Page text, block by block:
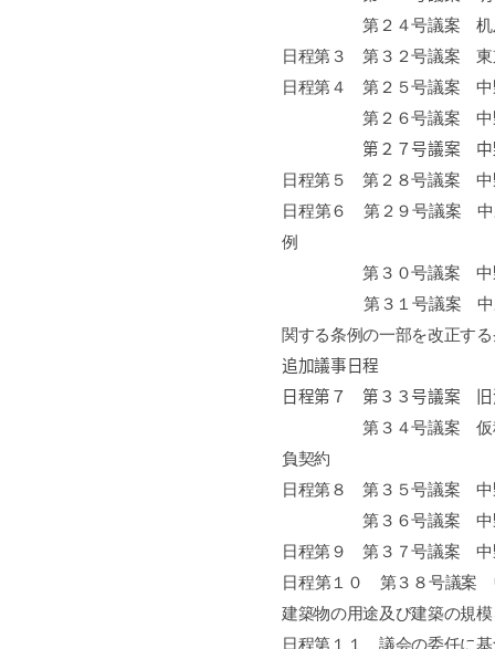
第２４号議案 机
日程第３ 第３２号議案 東
日程第４ 第２５号議案 中
第２６号議案 中野区難
第２７号議案 中
日程第５ 第２８号議案 中
日程第６ 第２９号議案 中
例
第３０号議案 中野区特
第３１号議案 中野区立
関する条例の一部を改正す
追加議事日程
日程第７ 第３３号議案 旧
第３４号議案 仮
負契約
日程第８ 第３５号議案 中
第３６号議案 中野区国
日程第９ 第３７号議案 中
日程第１０ 第３８号議案
建築物の用途及び建築の規
日程第１１ 議会の委任に